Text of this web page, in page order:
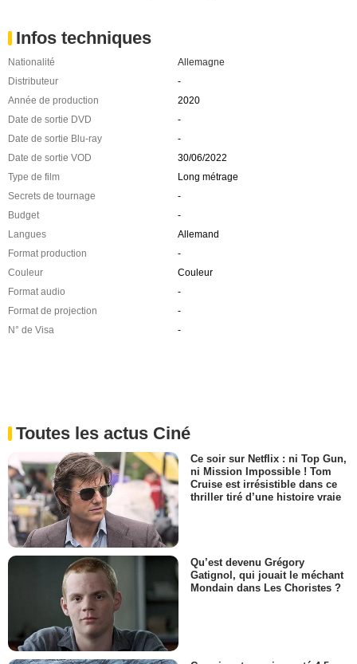
Infos techniques
Nationalité
Allemagne
Distributeur
-
Année de production
2020
Date de sortie DVD
-
Date de sortie Blu-ray
-
Date de sortie VOD
30/06/2022
Type de film
Long métrage
Secrets de tournage
-
Budget
-
Langues
Allemand
Format production
-
Couleur
Couleur
Format audio
-
Format de projection
-
N° de Visa
-
Toutes les actus Ciné
Ce soir sur Netflix : ni Top Gun,
ni Mission Impossible ! Tom
Cruise est irrésistible dans ce
thriller tiré d’une histoire vraie
Qu’est devenu Grégory
Gatignol, qui jouait le méchant
Mondain dans Les Choristes ?